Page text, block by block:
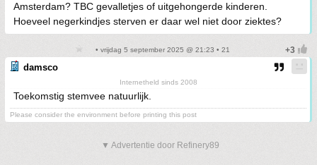
Amsterdam? TBC gevalletjes of uitgehongerde kinderen.
Hoeveel negerkindjes sterven er daar wel niet door ziektes?
• vrijdag 5 september 2025 @ 21:23 • 21
damsco
Internetheld sinds 2008
Toekomstig stemvee natuurlijk.
Please consider the environment before printing this post
▼ Advertentie door Refinery89